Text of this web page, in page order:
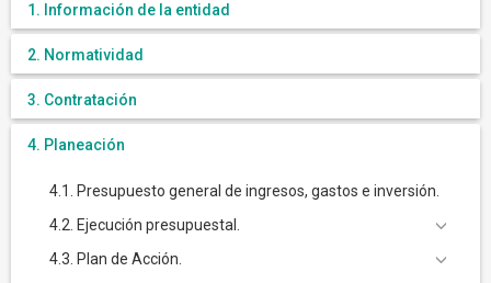
1. Información de la entidad
2. Normatividad
3. Contratación
4. Planeación
4.1. Presupuesto general de ingresos, gastos e inversión.
4.2. Ejecución presupuestal.
4.3. Plan de Acción.